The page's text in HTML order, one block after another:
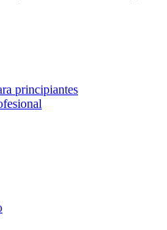
principiantes